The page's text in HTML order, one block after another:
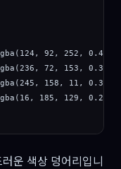
92, 252, 0.4)
72, 153, 0.3)
158, 11, 0.3)
185, 129, 0.25)
운 색상 덩어리입니